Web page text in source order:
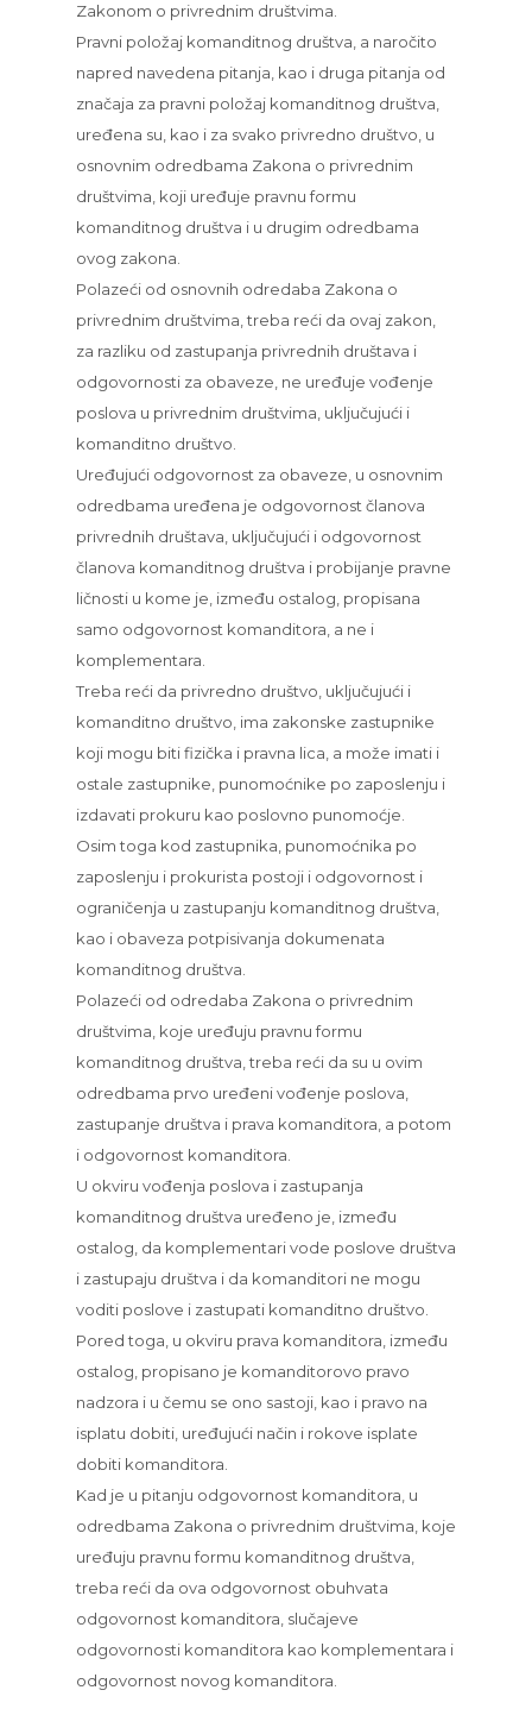
Zakonom o privrednim društvima.
Pravni položaj komanditnog društva, a naročito
napred navedena pitanja, kao i druga pitanja od
značaja za pravni položaj komanditnog društva,
uređena su, kao i za svako privredno društvo, u
osnovnim odredbama Zakona o privrednim
društvima, koji uređuje pravnu formu
komanditnog društva i u drugim odredbama
ovog zakona.
Polazeći od osnovnih odredaba Zakona o
privrednim društvima, treba reći da ovaj zakon,
za razliku od zastupanja privrednih društava i
odgovornosti za obaveze, ne uređuje vođenje
poslova u privrednim društvima, uključujući i
komanditno društvo.
Uređujući odgovornost za obaveze, u osnovnim
odredbama uređena je odgovornost članova
privrednih društava, uključujući i odgovornost
članova komanditnog društva i probijanje pravne
ličnosti u kome je, između ostalog, propisana
samo odgovornost komanditora, a ne i
komplementara.
Treba reći da privredno društvo, uključujući i
komanditno društvo, ima zakonske zastupnike
koji mogu biti fizička i pravna lica, a može imati i
ostale zastupnike, punomoćnike po zaposlenju i
izdavati prokuru kao poslovno punomoćje.
Osim toga kod zastupnika, punomoćnika po
zaposlenju i prokurista postoji i odgovornost i
ograničenja u zastupanju komanditnog društva,
kao i obaveza potpisivanja dokumenata
komanditnog društva.
Polazeći od odredaba Zakona o privrednim
društvima, koje uređuju pravnu formu
komanditnog društva, treba reći da su u ovim
odredbama prvo uređeni vođenje poslova,
zastupanje društva i prava komanditora, a potom
i odgovornost komanditora.
U okviru vođenja poslova i zastupanja
komanditnog društva uređeno je, između
ostalog, da komplementari vode poslove društva
i zastupaju društva i da komanditori ne mogu
voditi poslove i zastupati komanditno društvo.
Pored toga, u okviru prava komanditora, između
ostalog, propisano je komanditorovo pravo
nadzora i u čemu se ono sastoji, kao i pravo na
isplatu dobiti, uređujući način i rokove isplate
dobiti komanditora.
Kad je u pitanju odgovornost komanditora, u
odredbama Zakona o privrednim društvima, koje
uređuju pravnu formu komanditnog društva,
treba reći da ova odgovornost obuhvata
odgovornost komanditora, slučajeve
odgovornosti komanditora kao komplementara i
odgovornost novog komanditora.